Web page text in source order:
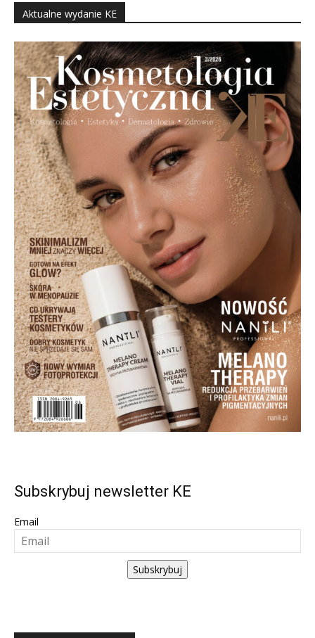
Aktualne wydanie KE
Subskrybuj newsletter KE
Email
Subskrybuj